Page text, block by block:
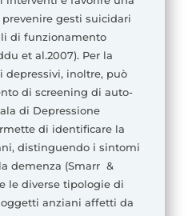
gesti suicidari
di funzionamento
et al.2007). Per la
depressivi, inoltre, può
di screening di auto-
di Depressione
di identificare la
distinguendo i sintomi
demenza (Smarr &
le diverse tipologie di
anziani affetti da